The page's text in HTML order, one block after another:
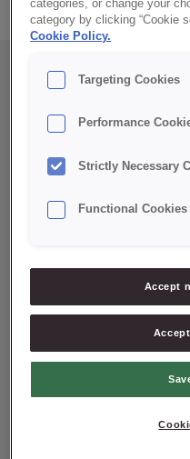
Odkryj
categories, or change your
category by clicking “Cookie
Cookie Policy.
Targeting Cookies
Performance
Strictly Necessary
Functional Cookies
Accept